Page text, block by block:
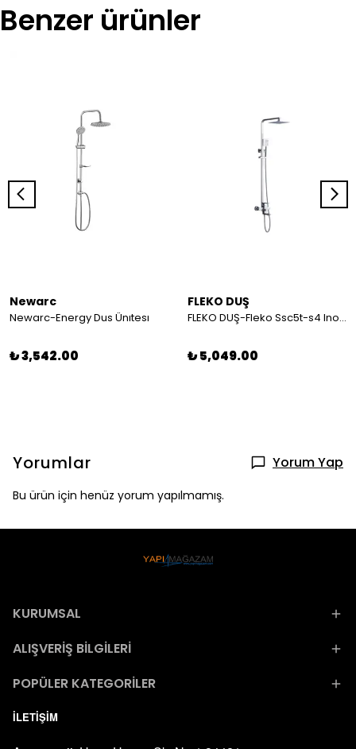
Benzer ürünler
Newarc
Newarc-Energy Dus Ünıtesı
₺ 3,542.00
FLEKO DUŞ
FLEKO DUŞ-Fleko Ssc5t-s4 Inox304 Duş Setı
₺ 5,049.00
Yorumlar Yorum Yap
Bu ürün için henüz yorum yapılmamış.
KURUMSAL
ALIŞVERİŞ BİLGİLERİ
POPÜLER KATEGORİLER
İLETİŞİM